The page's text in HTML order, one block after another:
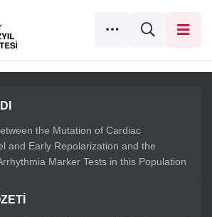
the Mutation of Cardiac
and Early Repolarization and the
Marker Tests in this Population